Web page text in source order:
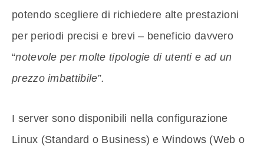
potendo scegliere di richiedere alte prestazioni
per periodi precisi e brevi – beneficio davvero
“notevoleper molte tipologie di utenti e ad un
prezzo imbattibile”.
I server sono disponibili nella configurazione
Linux (Standard o Business) e Windows (Web o